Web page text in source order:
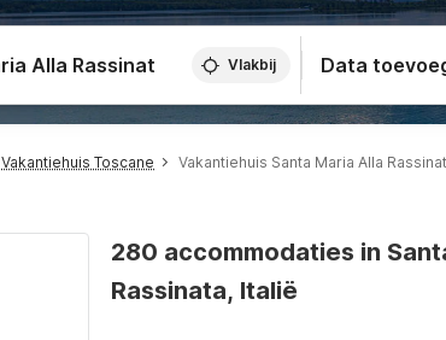
Vlakbij Data
Vakantiehuis Toscane Vakantiehuis Santa Maria Alla
280 accommodaties in
Rassinata, Italië